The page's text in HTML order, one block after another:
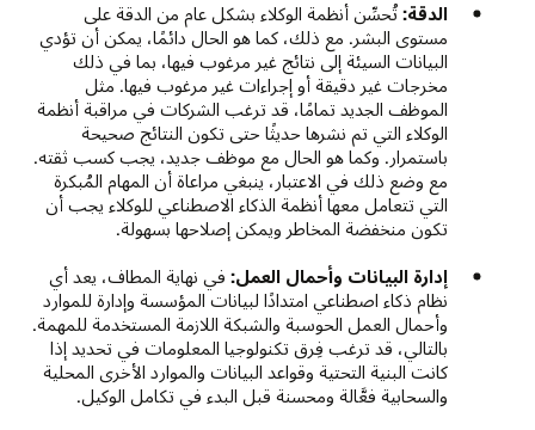
الدقة: تُحسِّن أنظمة الوكلاء بشكل عام من الدقة على
مستوى البشر. مع ذلك، كما هو الحال دائمًا، يمكن أن تؤدي
البيانات السيئة إلى نتائج غير مرغوب فيها، بما في ذلك
مخرجات غير دقيقة أو إجراءات غير مرغوب فيها. مثل
الموظف الجديد تمامًا، قد ترغب الشركات في مراقبة أنظمة
الوكلاء التي تم نشرها حديثًا حتى تكون النتائج صحيحة
باستمرار. وكما هو الحال مع موظف جديد، يجب كسب ثقته.
مع وضع ذلك في الاعتبار، ينبغي مراعاة أن المهام المُبكرة
التي تتعامل معها أنظمة الذكاء الاصطناعي للوكلاء يجب أن
تكون منخفضة المخاطر ويمكن إصلاحها بسهولة.
إدارة البيانات وأحمال العمل: في نهاية المطاف، يعد أي
نظام ذكاء اصطناعي امتدادًا لبيانات المؤسسة وإدارة للموارد
وأحمال العمل الحوسبة والشبكة اللازمة المستخدمة للمهمة.
بالتالي، قد ترغب فِرق تكنولوجيا المعلومات في تحديد إذا
كانت البنية التحتية وقواعد البيانات والموارد الأخرى المحلية
والسحابية فعَّالة ومحسنة قبل البدء في تكامل الوكيل.